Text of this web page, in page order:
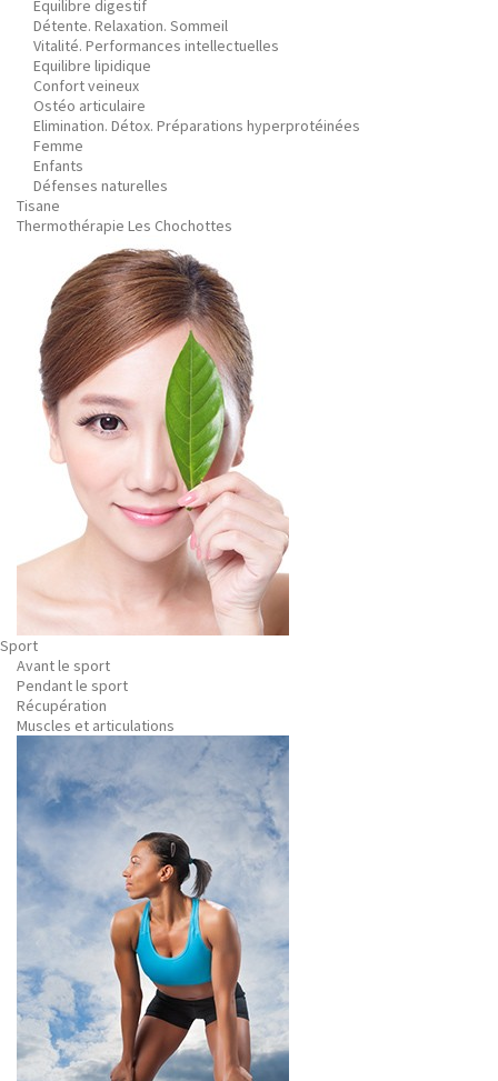
Equilibre digestif
Détente. Relaxation. Sommeil
Vitalité. Performances intellectuelles
Equilibre lipidique
Confort veineux
Ostéo articulaire
Elimination. Détox. Préparations hyperprotéinées
Femme
Enfants
Défenses naturelles
Tisane
Thermothérapie Les Chochottes
Sport
Avant le sport
Pendant le sport
Récupération
Muscles et articulations